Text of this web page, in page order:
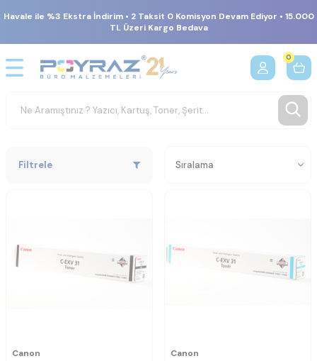
Havale ile %3 Ekstra İndirim • 2 Taksit 0 Komisyon Devam Ediyor • 15.000
TL Üzeri Kargo Bedava
0
Filtrele
Canon
Canon